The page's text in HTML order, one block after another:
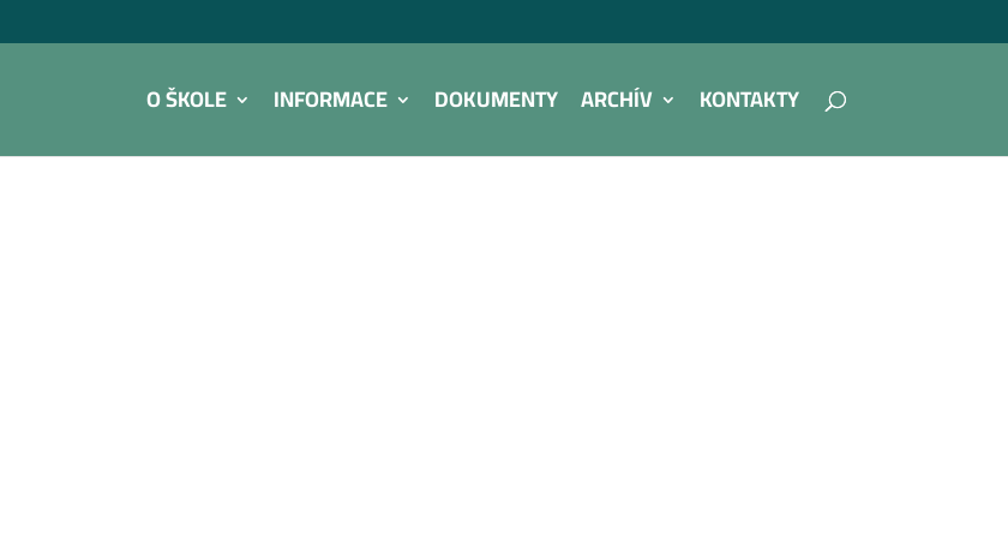
O ŠKOLE INFORMACE DOKUMENTY ARCHÍV KONTAKTY